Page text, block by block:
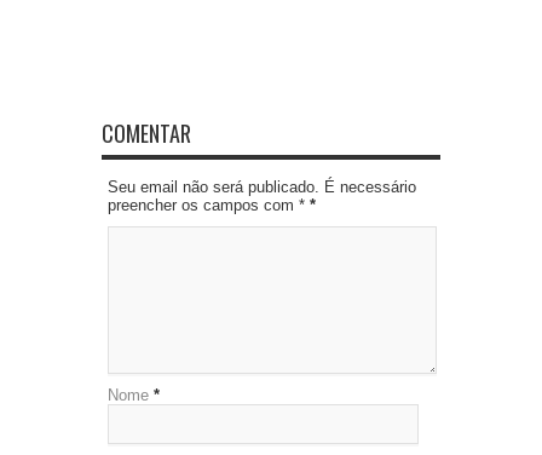
COMENTAR
Seu email não será publicado. É necessário
preencher os campos com * *
Nome *